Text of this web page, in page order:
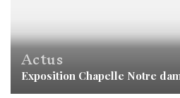
Actus
Exposition Chapelle Notre